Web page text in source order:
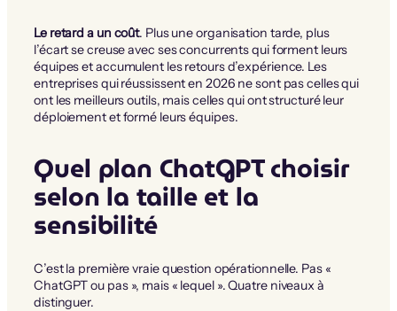
Le retard a un coût. Plus une organisation tarde, plus
l’écart se creuse avec ses concurrents qui forment leurs
équipes et accumulent les retours d’expérience. Les
entreprises qui réussissent en 2026 ne sont pas celles qui
ont les meilleurs outils, mais celles qui ont structuré leur
déploiement et formé leurs équipes.
Quel plan ChatGPT choisir
selon la taille et la
sensibilité
C’est la première vraie question opérationnelle. Pas «
ChatGPT ou pas », mais « lequel ». Quatre niveaux à
distinguer.